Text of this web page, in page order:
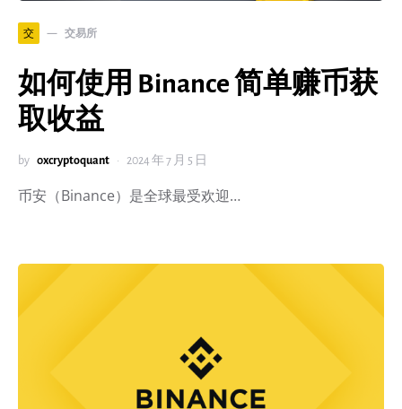
交 交易所
如何使用 Binance 简单赚币获
取收益
by 0xcryptoquant 2024 年 7 月 5 日
币安（Binance）是全球最受欢迎…